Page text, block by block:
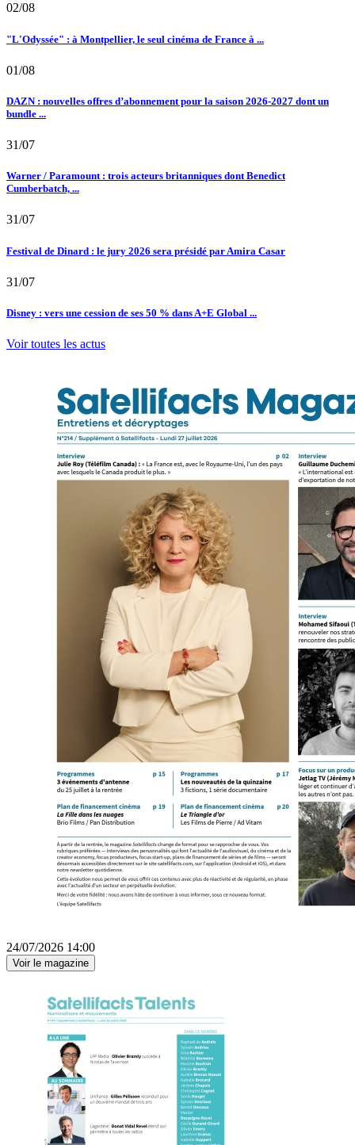
02/08
"L'Odyssée" : à Montpellier, le seul cinéma de France à ...
01/08
DAZN : nouvelles offres d’abonnement pour la saison 2026-2027 dont un
bundle ...
31/07
Warner / Paramount : trois acteurs britanniques dont Benedict
Cumberbatch, ...
31/07
Festival de Dinard : le jury 2026 sera présidé par Amira Casar
31/07
Disney : vers une cession de ses 50 % dans A+E Global ...
Voir toutes les actus
24/07/2026 14:00
Voir le magazine